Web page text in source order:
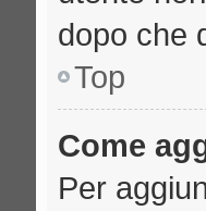
dopo che
Top
Come
Per